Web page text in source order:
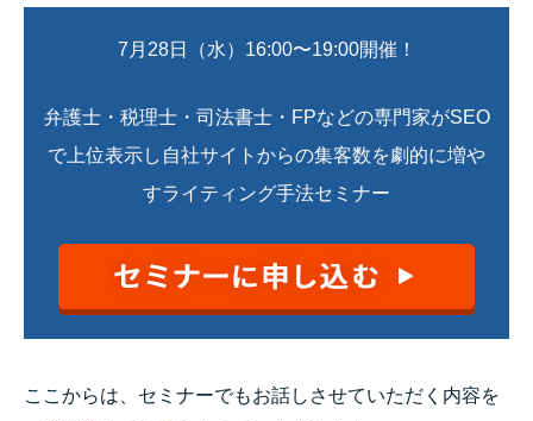
7月28日（水）16:00〜19:00開催！
弁護士・税理士・司法書士・FPなどの専門家がSEO
で上位表示し自社サイトからの集客数を劇的に増や
すライティング手法セミナー
ここからは、セミナーでもお話しさせていただく内容を